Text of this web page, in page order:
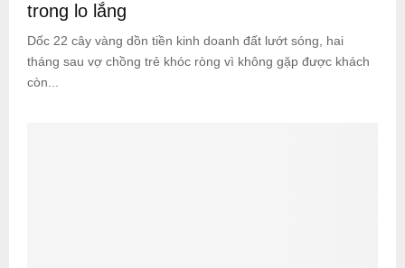
trong lo lắng
Dốc 22 cây vàng dồn tiền kinh doanh đất lướt sóng, hai
tháng sau vợ chồng trẻ khóc ròng vì không gặp được khách
còn...